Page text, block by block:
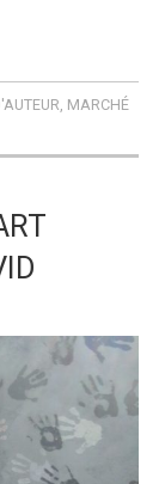
MARCHÉ